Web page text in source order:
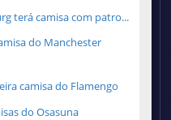
terá camisa com patro...
do Manchester
camisa do Flamengo
do Osasuna